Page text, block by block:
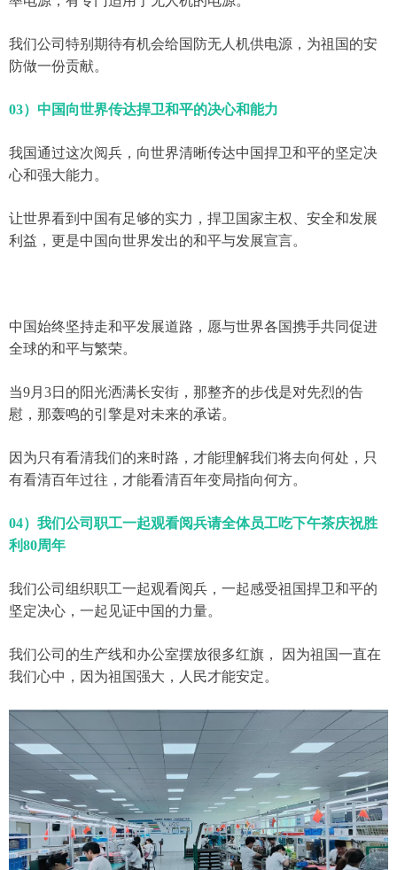
我们公司特别期待有机会给国防无人机供电源，为祖国的安
防做一份贡献。
03）中国向世界传达捍卫和平的决心和能力
我国通过这次阅兵，向世界清晰传达中国捍卫和平的坚定决
心和强大能力。
让世界看到中国有足够的实力，捍卫国家主权、安全和发展
利益，更是中国向世界发出的和平与发展宣言。
中国始终坚持走和平发展道路，愿与世界各国携手共同促进
全球的和平与繁荣。
当9月3日的阳光洒满长安街，那整齐的步伐是对先烈的告
慰，那轰鸣的引擎是对未来的承诺。
因为只有看清我们的来时路，才能理解我们将去向何处，只
有看清百年过往，才能看清百年变局指向何方。
04）我们公司职工一起观看阅兵请全体员工吃下午茶庆祝胜
利80周年
我们公司组织职工一起观看阅兵，一起感受祖国捍卫和平的
坚定决心，一起见证中国的力量。
我们公司的生产线和办公室摆放很多红旗， 因为祖国一直在
我们心中，因为祖国强大，人民才能安定。